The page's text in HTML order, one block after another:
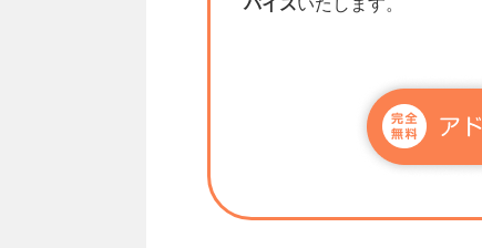
バイスいたします。